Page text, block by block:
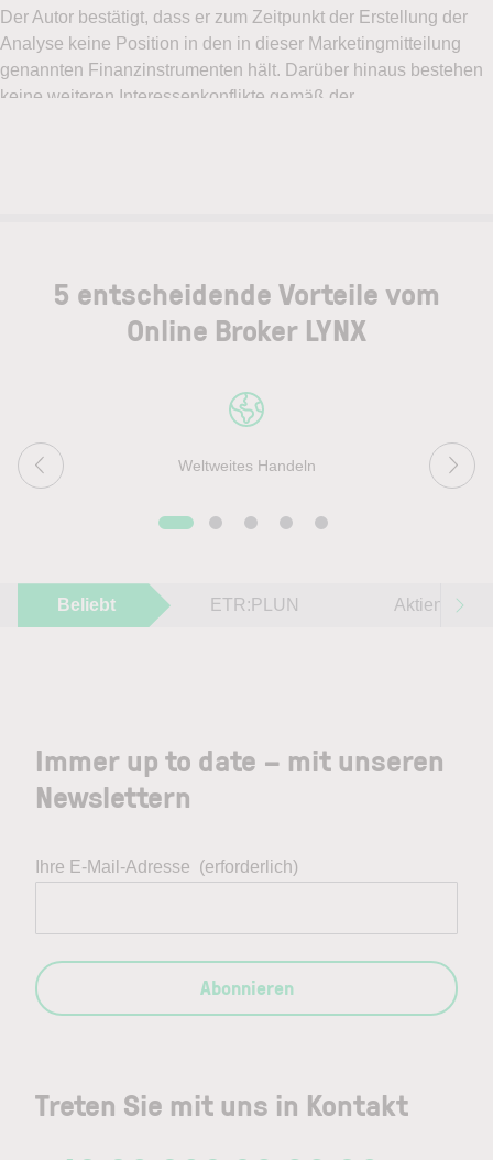
5 entscheidende Vorteile vom
Online Broker LYNX
Weltweites Handeln
Beliebt ETR:PLUN Aktien im
Treten Sie mit uns in Kontakt
Immer up to date – mit unseren
Newslettern
Ihre E-Mail-Adresse (erforderlich)
Abonnieren